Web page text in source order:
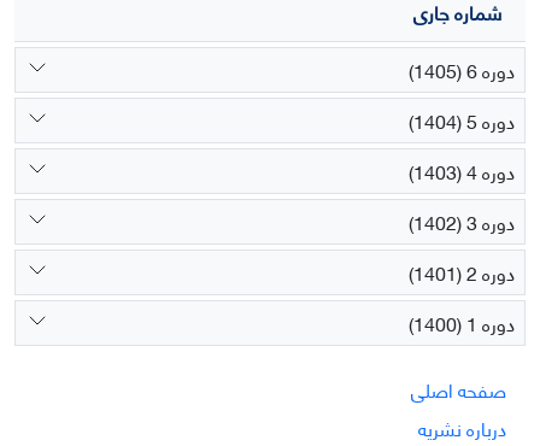
شماره جاری
دوره 6 (1405)
دوره 5 (1404)
دوره 4 (1403)
دوره 3 (1402)
دوره 2 (1401)
دوره 1 (1400)
صفحه اصلی
درباره نشریه